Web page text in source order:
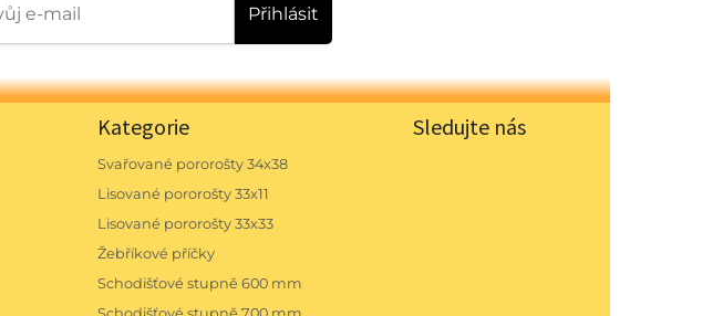
Přihlásit
Kategorie
Svařované pororošty 34x38
Lisované pororošty 33x11
Lisované pororošty 33x33
Žebříkové příčky
Schodišťové stupně 600 mm
Sledujte nás